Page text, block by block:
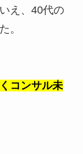
え、40代の
。
コンサル未